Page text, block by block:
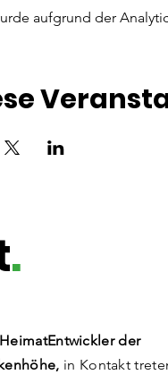
aufgrund der
.
der
in Kontakt